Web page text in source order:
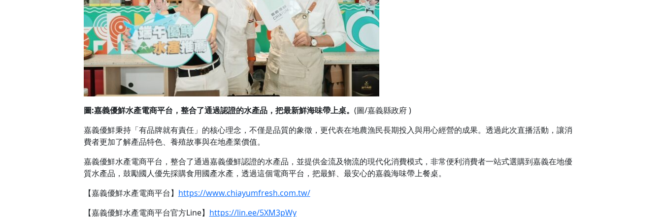
圖:嘉義優鮮水產電商平台，整合了通過認證的水產品，把最新鮮海味帶上桌。 (圖/嘉義縣政府 )
嘉義優鮮秉持「有品牌就有責任」的核心理念，不僅是品質的象徵，更代表在地農漁民長期投入與用心經營的成果。透過此次直播活動，讓消
費者更加了解產品特色、養殖故事與在地產業價值。
嘉義優鮮水產電商平台，整合了通過嘉義優鮮認證的水產品，並提供金流及物流的現代化消費模式，非常便利消費者一站式選購到嘉義在地優
質水產品，鼓勵國人優先採購食用國產水產，透過這個電商平台，把最鮮、最安心的嘉義海味帶上餐桌。
【嘉義優鮮水產電商平台】 https://www.chiayumfresh.com.tw/
【嘉義優鮮水產電商平台官方Line】 https://lin.ee/5XM3pWy